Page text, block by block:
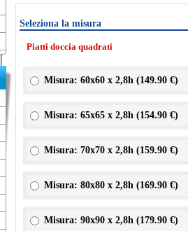
Seleziona la misura
Piatti doccia quadrati
Misura: 60x60 x 2,8h (149.90 €)
Misura: 65x65 x 2,8h (154.90 €)
Misura: 70x70 x 2,8h (159.90 €)
Misura: 80x80 x 2,8h (169.90 €)
Misura: 90x90 x 2,8h (179.90 €)